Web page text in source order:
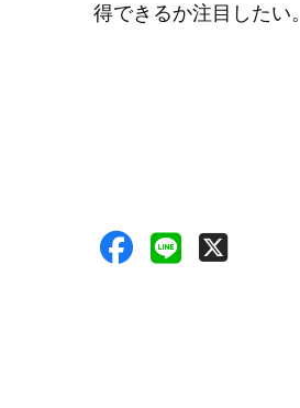
得できるか注目したい。